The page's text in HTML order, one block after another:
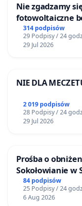
Nie zgadzamy
fotowoltaiczne
mieszkańców
314 podpisów
29 Podpisy / 24
29 Jul 2026
NIE DLA
2 019 podpisów
28 Podpisy / 24
29 Jul 2026
Prośba o
Sokołowianie w
84 podpisów
25 Podpisy / 24
6 Aug 2026